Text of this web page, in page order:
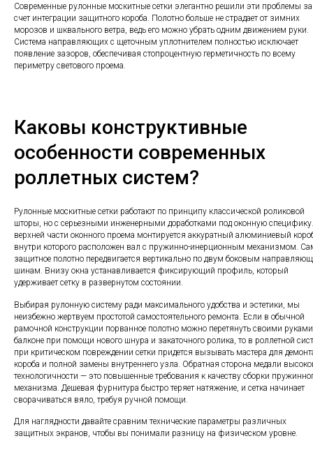
Современные рулонные москитные сетки элегантно решили эти проблемы за
счет интеграции защитного короба. Полотно больше не страдает от зимних
морозов и шквального ветра, ведь его можно убрать одним движением руки.
Система направляющих с щеточным уплотнителем полностью исключает
появление зазоров, обеспечивая стопроцентную герметичность по всему
периметру светового проема.
Каковы конструктивные
особенности современных
роллетных систем?
Рулонные москитные сетки работают по принципу классической роликовой
шторы, но с серьезными инженерными доработками под оконную
верхней части оконного проема монтируется аккуратный алюминиевый
внутри которого расположен вал с пружинно-инерционным механизмом.
защитное полотно передвигается вертикально по двум боковым
шинам. Внизу окна устанавливается фиксирующий профиль, который
удерживает сетку в развернутом состоянии.
Выбирая рулонную систему ради максимального удобства и эстетики, мы
неизбежно жертвуем простотой самостоятельного ремонта. Если в обычной
рамочной конструкции порванное полотно можно перетянуть своими
балконе при помощи нового шнура и закаточного ролика, то в роллетной
при критическом повреждении сетки придется вызывать мастера для
короба и полной замены внутреннего узла. Обратная сторона медали
технологичности — это повышенные требования к качеству сборки
механизма. Дешевая фурнитура быстро теряет натяжение, и сетка начинает
сворачиваться вяло, требуя ручной помощи.
Для наглядности давайте сравним технические параметры различных
защитных экранов, чтобы вы понимали разницу на физическом уровне.